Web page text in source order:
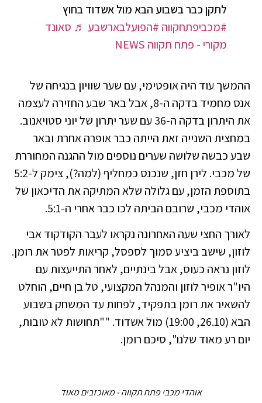
לתקן כבר בשבוע הבא מול אשדוד בחוץ
#מכביפתחקווה #הפועלבארשבע ♬ סאונד
מקורי - פתח תקווה NEWS
ההמשך עוד היה אופטימי, עם שער שוויון בנגיחה של
אנס מחמיד בדקה ה-8, אבל באר שבע החזירה לעצמה
את היתרון בדקה ה-36 עם שער יתרון של יוני סטויאנוב.
במחצית השנייה זאת הייתה כבר אופרה אחרת ובאר
שבע כבשה שלושה שערים נוספים מול ההגנה המחוררת
של מכבי. לירן חזן, שנכנס כמחליף (למה?), צימק ל-5:2
בתוספת הזמן, עם גלולה שלא המתיקה את הדיכאון של
אוהדי מכבי, שרובם הביתה לכו כבר אחרי ה-5:1.
לאורך החצי שעה האחרונה נקראו לעבר הקודקוד אבי
לוזון, שישב ביציע סמוך לספסל, קריאות לפטר את רומן.
לוזון נראה כעוס, אבל בינתיים, לאחר התייעצות עם
היו"ר אופיר לוזון והמנהל המקצועי, טל בן חיים, הוחלט
להשאיר את רומן בתפקיד, לפחות עד המשחק בשבוע
הבא (26.10, 19:00) מול אשדוד. ""תחושות לא טובות,
יום רע מאוד שלנו", סיכם רומן.
אוהדי מכבי פתח תקווה - מאוכזבים מאוד